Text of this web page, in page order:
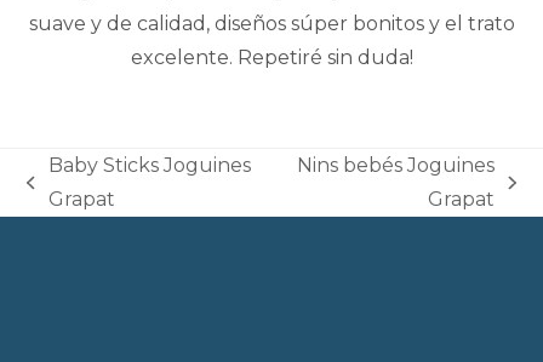
suave y de calidad, diseños súper bonitos y el trato
excelente. Repetiré sin duda!
previous
Baby Sticks Joguines
Grapat
Nins bebés Joguines
Grapat